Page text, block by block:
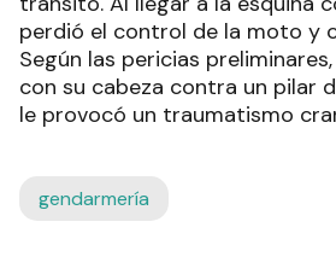
perdió el control de la moto y
Según las pericias
con su cabeza contra un pilar
le provocó un traumatismo
gendarmería